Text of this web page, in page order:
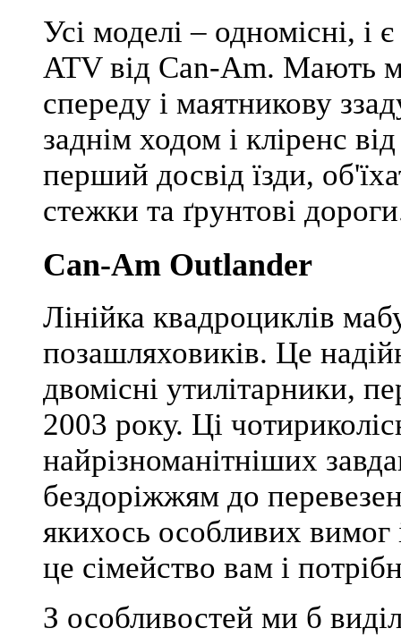
Усі моделі – одномісні,
ATV від Can-Am. Мають
спереду і маятникову
заднім ходом і кліренс
перший досвід їзди,
стежки та ґрунтові
Can-Am Outlander
Лінійка квадроциклів
позашляховиків. Це
двомісні утилітарники,
2003 року. Ці
найрізноманітніших
бездоріжжям до
якихось особливих
це сімейство вам і
З особливостей ми б